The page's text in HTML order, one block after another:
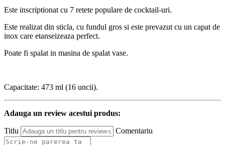
Este inscriptionat cu 7 retete populare de cocktail-uri.
Este realizat din sticla, cu fundul gros si este prevazut cu un capat de
inox care etanseizeaza perfect.
Poate fi spalat in masina de spalat vase.
Capacitate: 473 ml (16 uncii).
Adauga un review acestui produs:
Titlu Comentariu